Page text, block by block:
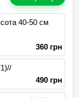
40-50 см
360 грн
490 грн